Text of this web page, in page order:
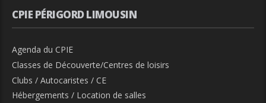
CPIE PÉRIGORD LIMOUSIN
Agenda du CPIE
Classes de Découverte/Centres de loisirs
Clubs / Autocaristes / CE
Hébergements / Location de salles